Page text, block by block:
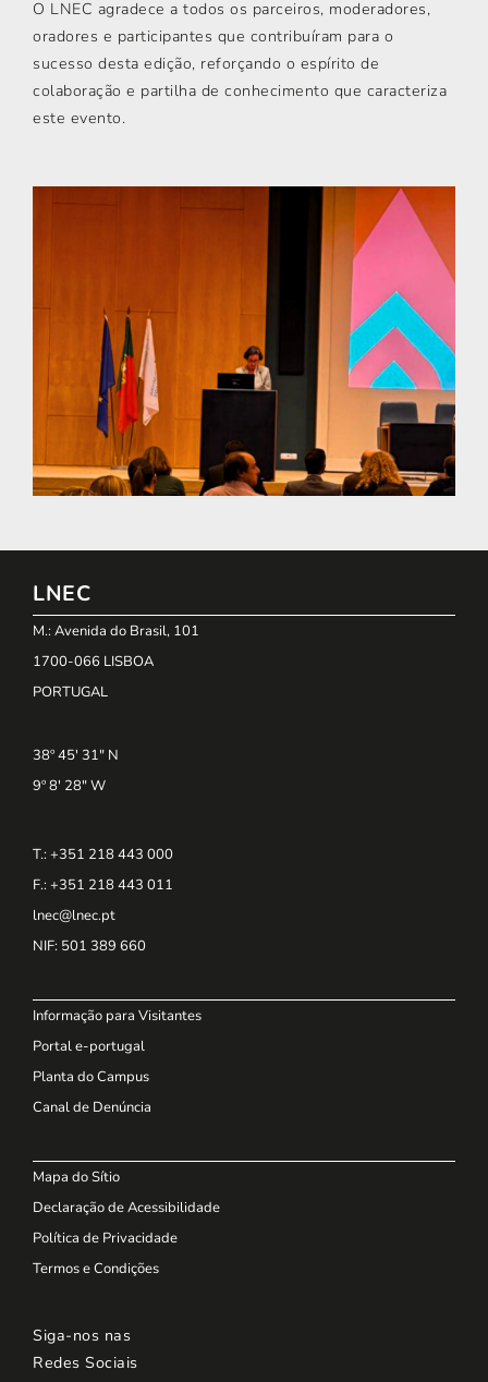
O LNEC agradece a todos os parceiros, moderadores,
oradores e participantes que contribuíram para o
sucesso desta edição, reforçando o espírito de
colaboração e partilha de conhecimento que caracteriza
este evento.
LNEC
M.: Avenida do Brasil, 101
1700-066 LISBOA
PORTUGAL
38º 45' 31" N
9º 8' 28" W
T.: +351 218 443 000
F.: +351 218 443 011
lnec@lnec.pt
NIF: 501 389 660
Informação para Visitantes
Portal e-portugal
Planta do Campus
Canal de Denúncia
Mapa do Sítio
Declaração de Acessibilidade
Política de Privacidade
Termos e Condições
Siga-nos nas
Redes Sociais